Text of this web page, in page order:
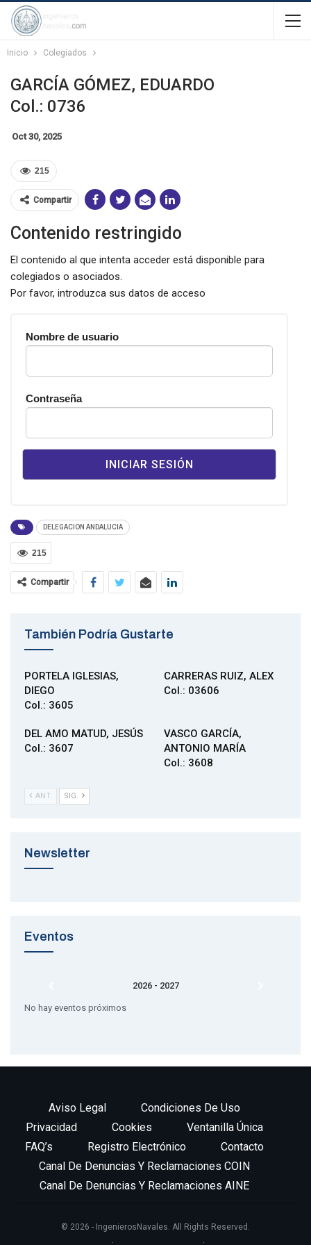
Inicio Colegiados
GARCÍA GÓMEZ, EDUARDO
Col.: 0736
Oct 30, 2025
215
Compartir
Contenido restringido
El contenido al que intenta acceder está disponible para
colegiados o asociados.
Por favor, introduzca sus datos de acceso
Nombre de usuario
Contraseña
DELEGACION ANDALUCIA
215
Compartir
También Podría Gustarte
PORTELA IGLESIAS,
DIEGO
Col.: 3605
CARRERAS RUIZ, ALEX
Col.: 03606
DEL AMO MATUD, JESÚS
Col.: 3607
VASCO GARCÍA,
ANTONIO MARÍA
Col.: 3608
ANT. SIG.
Newsletter
Eventos
2026 - 2027
No hay eventos próximos
Aviso Legal
Condiciones De Uso
Privacidad
Cookies
Ventanilla Única
FAQ’s
Registro Electrónico
Contacto
Canal De Denuncias Y Reclamaciones COIN
Canal De Denuncias Y Reclamaciones AINE
© 2026 - IngenierosNavales. All Rights Reserved.